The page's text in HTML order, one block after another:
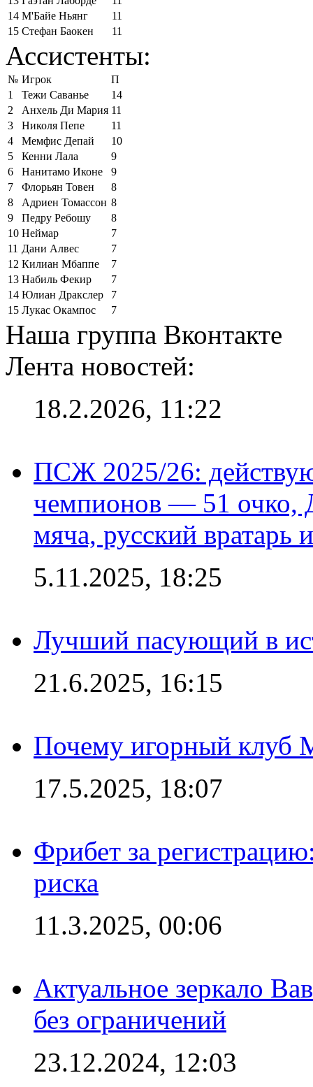
14 М'Байе Ньянг
11
15 Стефан Баокен 11
Ассистенты:
№ Игрок
П
1
Тежи Саванье
14
2
Анхель Ди Мария 11
3
Николя Пепе
11
4
Мемфис Депай
10
5
Кенни Лала
9
6
Нанитамо Иконе
9
7
Флорьян Товен
8
8
Адриен Томассон 8
9
Педру Ребошу
8
10 Неймар
7
11 Дани Алвес
7
12 Килиан Мбаппе
7
13 Набиль Фекир
7
14 Юлиан Дракслер
7
15 Лукас Окампос 7
Наша группа Вконтакте
Лента новостей:
18.2.2026, 11:22
ПСЖ 2025/26:
чемпионов — 51 очко,
мяча, русский вратарь
5.11.2025, 18:25
Лучший пасующий в
21.6.2025, 16:15
Почему игорный клуб
17.5.2025, 18:07
Фрибет за
риска
11.3.2025, 00:06
Актуальное зеркало
без ограничений
23.12.2024, 12:03